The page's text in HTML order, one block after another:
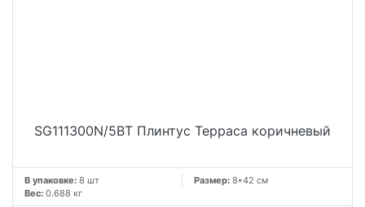
SG111300N/5BT Плинтус Терраса коричневый
В упаковке: 8 шт Размер: 8*42 см
Вес: 0.688 кг